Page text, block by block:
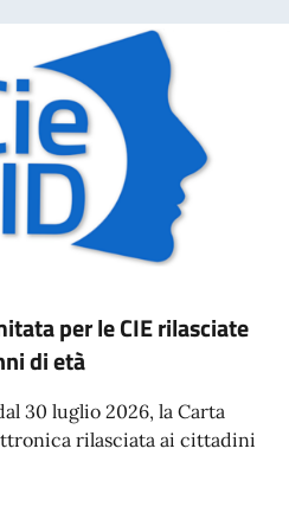
per le CIE rilasciate
di età
30 luglio 2026, la Carta
rilasciata ai cittadini